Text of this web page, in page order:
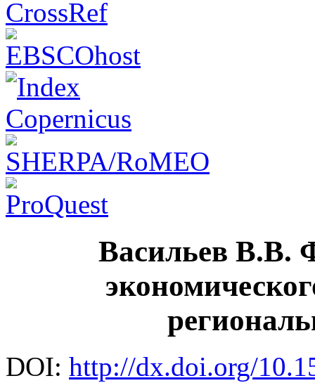
Васильев В.В.
DOI: http://dx.doi.org/